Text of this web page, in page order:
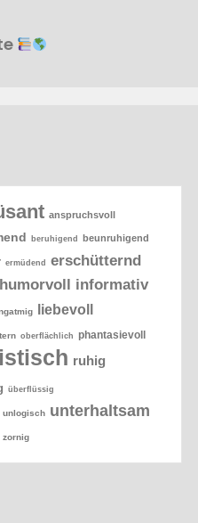
anspruchsvoll
beruhigend beunruhigend
ermüdend erschütternd
humorvoll informativ
liebevoll
oberflächlich phantasievoll
ruhig
überflüssig
unlogisch unterhaltsam
zornig